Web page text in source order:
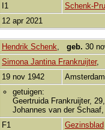
I1 Schenk-
12 apr 2021
Hendrik Schenk geb. 30
Simona Jantina Frankruijter,
19 nov 1942
getuigen:
Geertruida Frankruijter,
Johannes van der
F1 Gezinsblad